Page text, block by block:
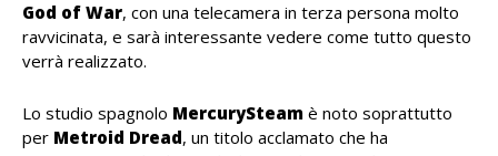
God of War, con una telecamera in terza persona molto
ravvicinata, e sarà interessante vedere come tutto questo
verrà realizzato.
Lo studio spagnolo MercurySteam è noto soprattutto
per Metroid Dread, un titolo acclamato che ha